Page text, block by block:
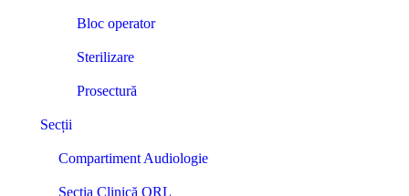
Bloc operator
Sterilizare
Prosectură
Secții
Compartiment Audiologie
Secția Clinică ORL